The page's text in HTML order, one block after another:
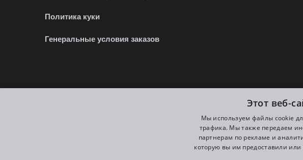
Политика куки
Генеральные условия заказов
Этот веб-
Мы используем файлы cookie
трафика. Мы также передаем
партнерам по рекламе и
которую вы им предоставили